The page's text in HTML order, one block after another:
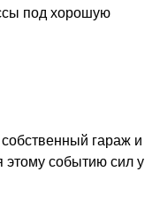
под хорошую
гараж и
событию сил у